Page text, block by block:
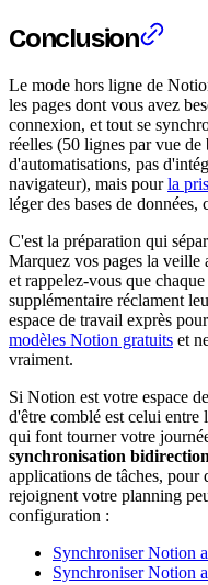
Conclusion
Le mode hors ligne de
les pages dont vous avez
connexion, et tout se
réelles (50 lignes par vue de
d'automatisations, pas
navigateur), mais pourla
léger des bases de données,
C'est la préparation qui
Marquez vos pages la veille
et rappelez-vous que
supplémentaire réclament
espace de travail exprès
modèles Notion gratuits et
vraiment.
Si Notion est votre espace
d'être comblé est celui
qui font tourner votre
synchronisation
applications de tâches, pour
rejoignent votre planning
configuration :
Synchroniser Notion
Synchroniser Notion